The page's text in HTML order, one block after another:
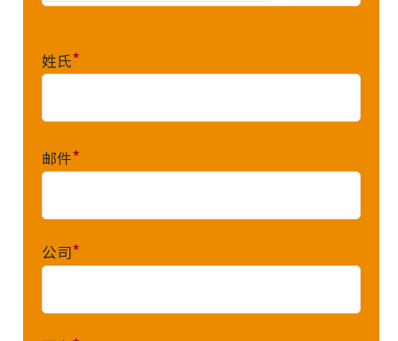
姓氏*
邮件*
公司*